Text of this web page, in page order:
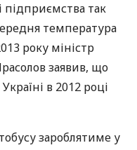
підприємства так
температура
року міністр
заявив, що
в 2012 році
зароблятиме у